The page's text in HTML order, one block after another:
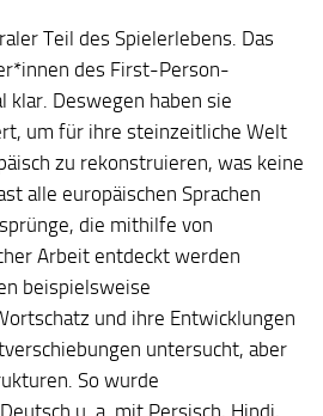
Teil des Spielerlebens. Das
des First-Person-
klar. Deswegen haben sie
um für ihre steinzeitliche Welt
zu rekonstruieren, was keine
alle europäischen Sprachen
die mithilfe von
Arbeit entdeckt werden
beispielsweise
und ihre Entwicklungen
untersucht, aber
So wurde
u. a. mit Persisch, Hindi,